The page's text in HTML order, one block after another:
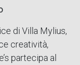
di Villa Mylius,
creatività,
partecipa al